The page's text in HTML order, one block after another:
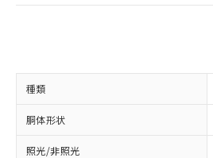
種類
胴体形状
照光/非照光